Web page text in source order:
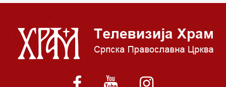
*најважније вести емитујемо на сваки пун сат